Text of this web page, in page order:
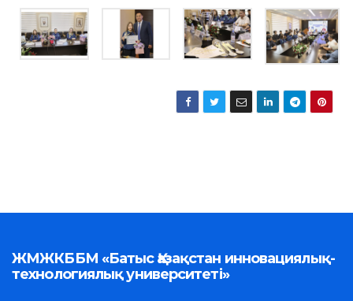
ЖМЖКББМ «Батыс Қазақстан инновациялық-
технологиялық университеті»